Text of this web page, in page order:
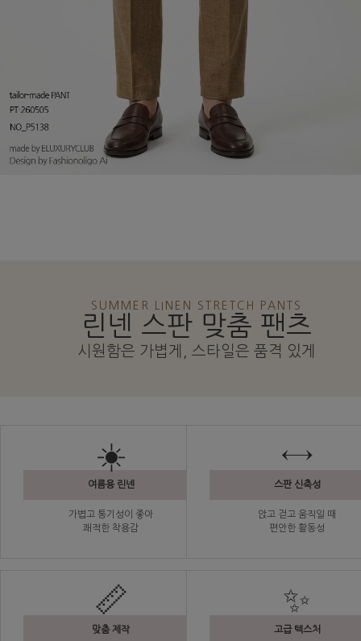
SUMMER LINEN STRETCH PANTS
린넨 스판 맞춤 팬츠
시원함은 가볍게, 스타일은 품격 있게
☀️
여름용 린넨
가볍고 통기성이 좋아
쾌적한 착용감
↔️
스판 신축성
앉고 걷고 움직일 때
편안한 활동성
📏
맞춤 제작
✨
고급 텍스처